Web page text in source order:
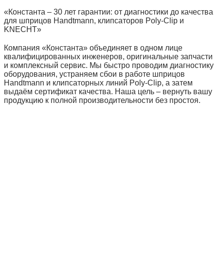
«Константа – 30 лет гарантии: от диагностики до качества
для шприцов Handtmann, клипсаторов Poly‑Clip и
KNECHT»
Компания «Константа» объединяет в одном лице
квалифицированных инженеров, оригинальные запчасти
и комплексный сервис. Мы быстро проводим диагностику
оборудования, устраняем сбои в работе шприцов
Handtmann и клипсаторных линий Poly‑Clip, а затем
выдаём сертификат качества. Наша цель – вернуть вашу
продукцию к полной производительности без простоя.